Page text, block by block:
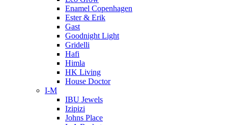
Enamel Copenhagen
Ester & Erik
Gast
Goodnight Light
Gridelli
Hafi
Himla
HK Living
House Doctor
I-M
IBU Jewels
Izipizi
Johns Place